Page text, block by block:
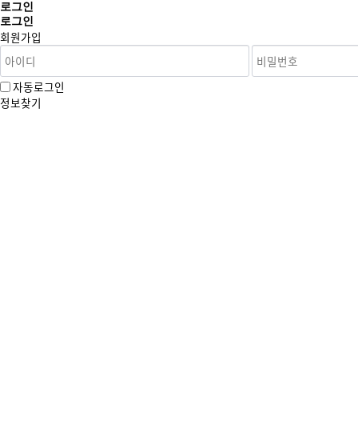
로그인
로그인
회원가입
자동로그인
정보찾기